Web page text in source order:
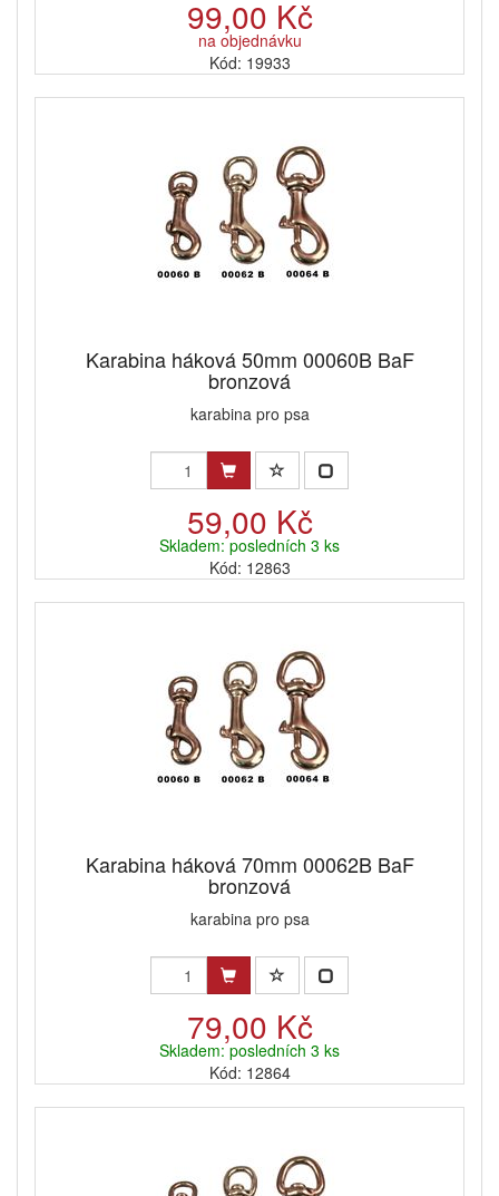
99,00 Kč
na objednávku
Kód: 19933
Karabina háková 50mm 00060B BaF
bronzová
karabina pro psa
59,00 Kč
Skladem: posledních 3 ks
Kód: 12863
Karabina háková 70mm 00062B BaF
bronzová
karabina pro psa
79,00 Kč
Skladem: posledních 3 ks
Kód: 12864